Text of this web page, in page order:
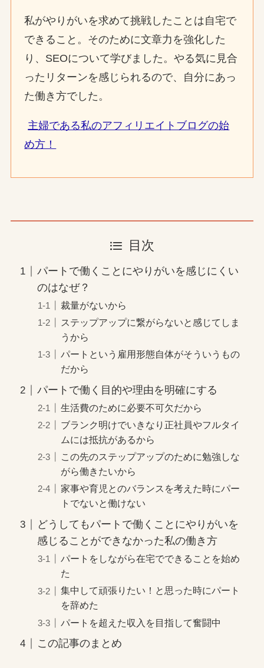
私がやりがいを求めて挑戦したことは自宅で
できること。そのために文章力を強化した
り、SEOについて学びました。やる気に見合
ったリターンを感じられるので、自分にあっ
た働き方でした。
主婦である私のアフィリエイトブログの始
め方！
目次
パートで働くことにやりがいを感じにくい
のはなぜ？
裁量がないから
ステップアップに繋がらないと感じてしま
うから
パートという雇用形態自体がそういうもの
だから
パートで働く目的や理由を明確にする
生活費のために必要不可欠だから
ブランク明けでいきなり正社員やフルタイ
ムには抵抗があるから
この先のステップアップのために勉強しな
がら働きたいから
家事や育児とのバランスを考えた時にパー
トでないと働けない
どうしてもパートで働くことにやりがいを
感じることができなかった私の働き方
パートをしながら在宅でできることを始め
た
集中して頑張りたい！と思った時にパート
を辞めた
パートを超えた収入を目指して奮闘中
この記事のまとめ